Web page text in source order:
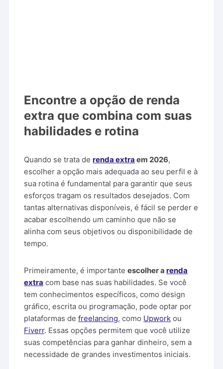
Encontre a opção de renda
extra que combina com suas
habilidades e rotina
Quando se trata derenda extra em 2026,
escolher a opção mais adequada ao seu perfil e à
sua rotina é fundamental para garantir que seus
esforços tragam os resultados desejados. Com
tantas alternativas disponíveis, é fácil se perder e
acabar escolhendo um caminho que não se
alinha com seus objetivos ou disponibilidade de
tempo.
Primeiramente, é importanteescolher arenda
extra com base nas suas habilidades. Se você
tem conhecimentos específicos, como design
gráfico, escrita ou programação, pode optar por
plataformas defreelancing, como Upwork ou
Fiverr. Essas opções permitem que você utilize
suas competências para ganhar dinheiro, sem a
necessidade de grandes investimentos iniciais.